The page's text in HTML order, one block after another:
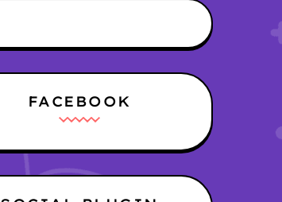
FACEBOOK